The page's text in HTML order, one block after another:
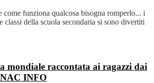
come funziona qualcosa bisogna romperlo... i
classi della scuola secondaria si sono divertiti
mondiale raccontata ai ragazzi dai
INFO